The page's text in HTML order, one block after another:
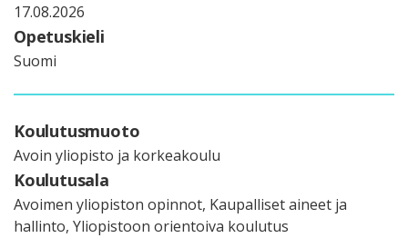
17.08.2026
Opetuskieli
Suomi
Koulutusmuoto
Avoin yliopisto ja korkeakoulu
Koulutusala
Avoimen yliopiston opinnot, Kaupalliset aineet ja
hallinto, Yliopistoon orientoiva koulutus